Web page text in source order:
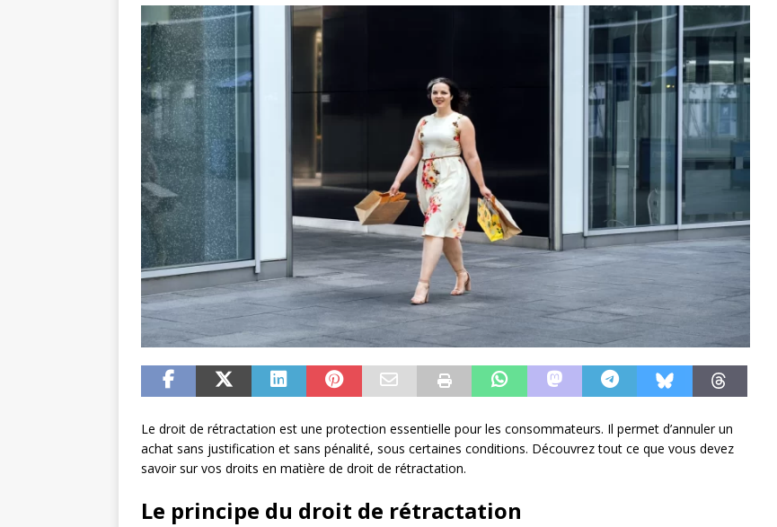
Le droit de rétractation est une protection essentielle pour les consommateurs. Il permet d’annuler un
achat sans justification et sans pénalité, sous certaines conditions. Découvrez tout ce que vous devez
savoir sur vos droits en matière de droit de rétractation.
Le principe du droit de rétractation